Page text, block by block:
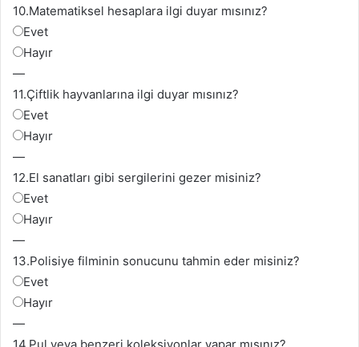
10.Matematiksel hesaplara ilgi duyar mısınız?
Evet
Hayır
—
11.Çiftlik hayvanlarına ilgi duyar mısınız?
Evet
Hayır
—
12.El sanatları gibi sergilerini gezer misiniz?
Evet
Hayır
—
13.Polisiye filminin sonucunu tahmin eder misiniz?
Evet
Hayır
—